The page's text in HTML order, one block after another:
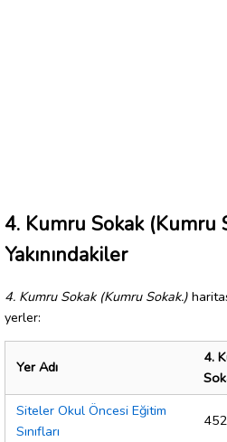
4. Kumru Sokak (Kumru
Yakınındakiler
4. Kumru Sokak (Kumru Sokak.)
yerler:
Yer Adı
4.
Siteler Okul Öncesi Eğitim
Sınıfları